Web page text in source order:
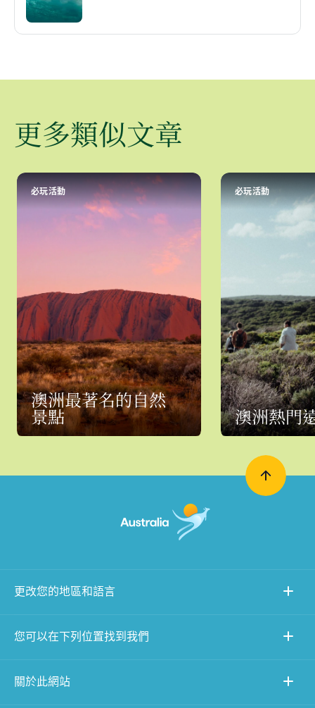
更多類似文章
必玩活動
澳洲最著名的自然
景點
必玩活動
澳洲熱門
更改您的地區和語言
您可以在下列位置找到我們
關於此網站